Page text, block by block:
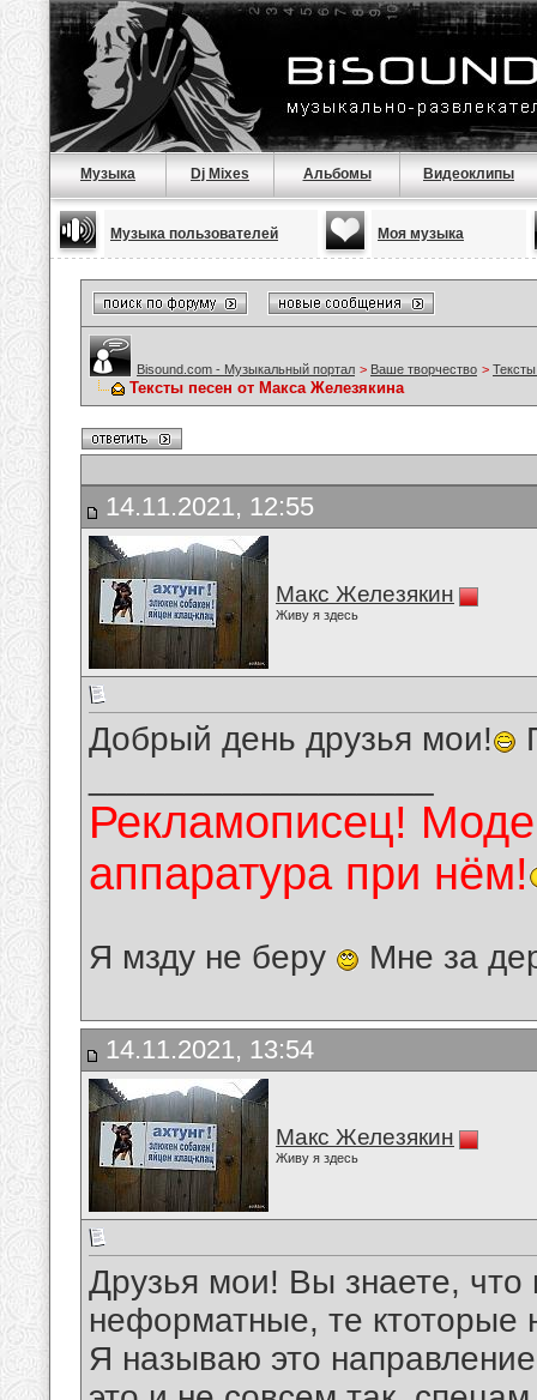
Музыка Dj Mixes Альбомы Видеоклипы
Музыка пользователей Моя музыка
Bisound.com - Музыкальный портал > Ваше творчество >
Тексты песен от Макса Железякина
14.11.2021, 12:55
Макс Железякин
Живу я здесь
Добрый день друзья мои!
Рекламописец!
аппаратура при нём!
Я мзду не беру Мне за
14.11.2021, 13:54
Макс Железякин
Живу я здесь
Друзья мои! Вы знаете,
неформатные, те ктоторые
Я называю это